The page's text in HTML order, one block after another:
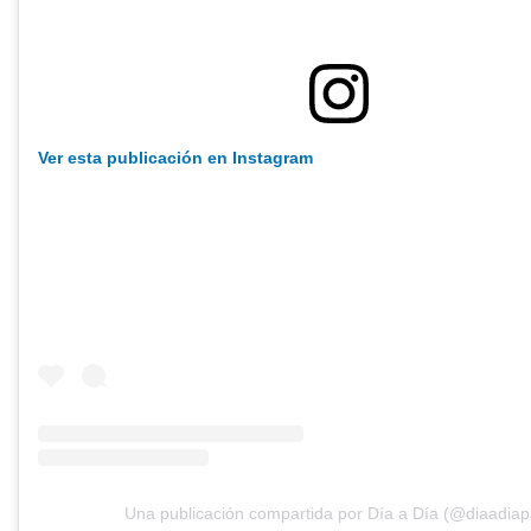
Ver esta publicación en Instagram
Una publicación compartida por Día a Día